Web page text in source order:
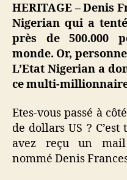
HERITAGE – Denis
Nigerian qui a
près de 500.000
monde. Or,
L’Etat Nigerian a
ce multi-
Etes-vous passé à
de dollars US ?
avez reçu un
nommé Denis